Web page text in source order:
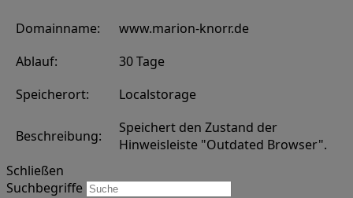
Domainname:
www.marion-knorr.de
Ablauf:
30 Tage
Speicherort:
Localstorage
Beschreibung:
Speichert den Zustand der
Hinweisleiste "Outdated Browser".
Schließen
Suchbegriffe